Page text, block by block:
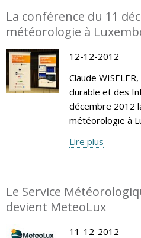
La conférence du 11
météorologie à
12-12-2012
Claude
durable et des
décembre 2012
météorologie à
Lire plus
Le Service
devient MeteoLux
11-12-2012